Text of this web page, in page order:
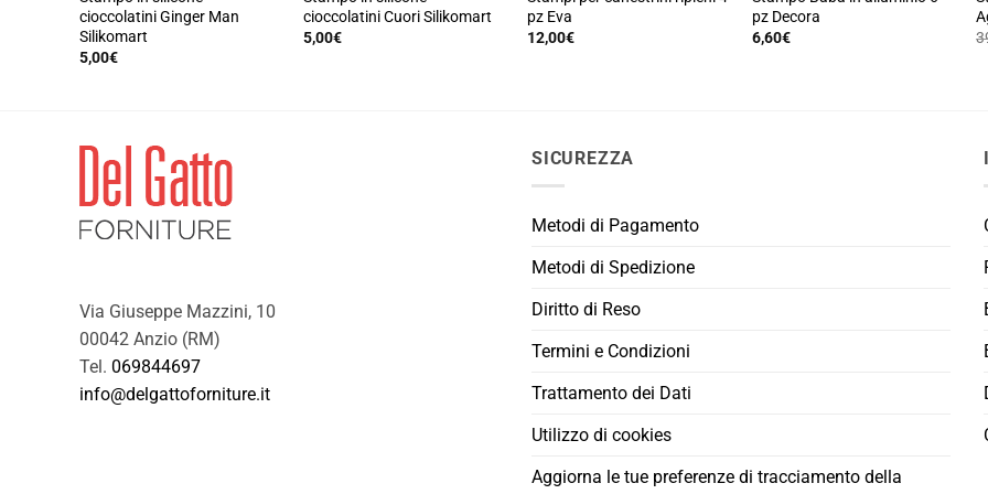
del
prodotto
del
prodotto
del
cioccolatini Ginger Man
Silikomart
5,00€
cioccolatini Cuori Silikomart
5,00€
pz Eva
12,00€
pz Decora
6,60€
Via Giuseppe Mazzini, 10
00042 Anzio (RM)
Tel. 069844697
info@delgattoforniture.it
SICUREZZA
Metodi di Pagamento
Metodi di Spedizione
Diritto di Reso
Termini e Condizioni
Trattamento dei Dati
Utilizzo di cookies
Aggiorna le tue preferenze di tracciamento della